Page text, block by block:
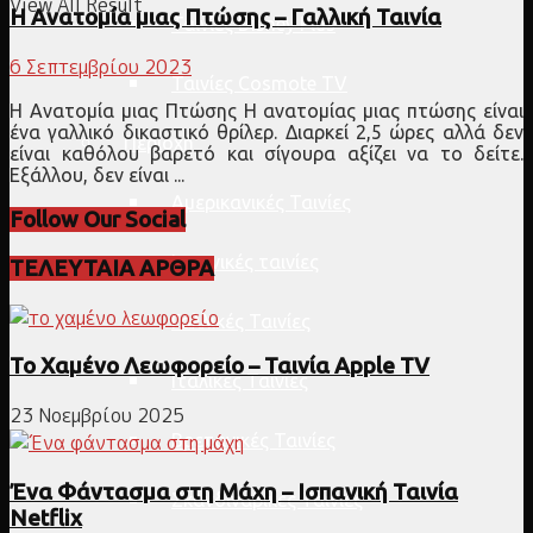
Ταινίες Disney Plus
Ταινίες Cosmote TV
Περιοχή
Αμερικανικές Ταινίες
Ισπανικές ταινίες
Γαλλικές Ταινίες
Ιταλικές Ταινίες
Βρετανικές Ταινίες
Σκανδιναβικές Ταινίες
Η Ανατομία μιας Πτώσης – Γαλλική Ταινία
6 Σεπτεμβρίου 2023
Η Ανατομία μιας Πτώσης Η ανατομίας μιας πτώσης είναι
ένα γαλλικό δικαστικό θρίλερ. Διαρκεί 2,5 ώρες αλλά δεν
είναι καθόλου βαρετό και σίγουρα αξίζει να το δείτε.
Εξάλλου, δεν είναι ...
Follow Our Social
ΤΕΛΕΥΤΑΙΑ ΑΡΘΡΑ
Το Χαμένο Λεωφορείο – Ταινία Apple TV
23 Νοεμβρίου 2025
Ένα Φάντασμα στη Μάχη – Ισπανική Ταινία
Netflix